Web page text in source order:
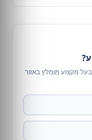
מקצוע מומלץ באזור